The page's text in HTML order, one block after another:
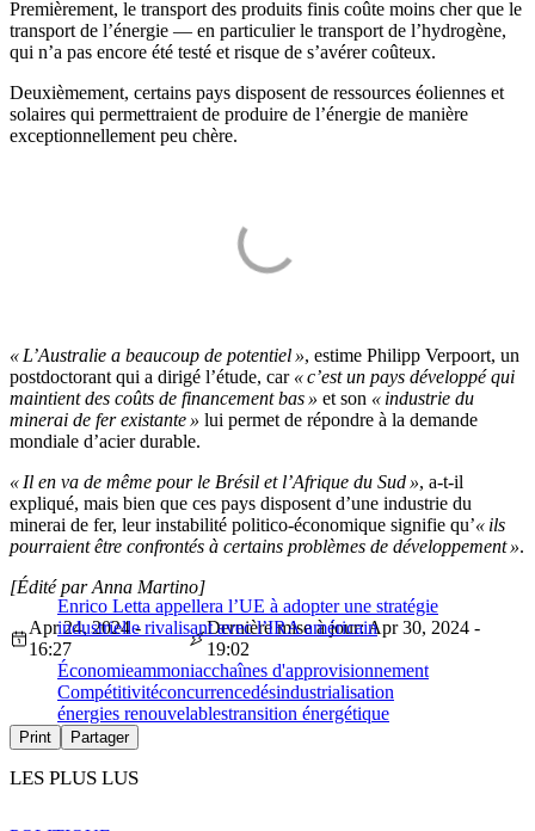
Premièrement, le transport des produits finis coûte moins cher que le
transport de l’énergie — en particulier le transport de l’hydrogène,
qui n’a pas encore été testé et risque de s’avérer coûteux.
Deuxièmement, certains pays disposent de ressources éoliennes et
solaires qui permettraient de produire de l’énergie de manière
exceptionnellement peu chère.
« L’Australie a beaucoup de potentiel », estime Philipp Verpoort, un
postdoctorant qui a dirigé l’étude, car « c’est un pays développé qui
maintient des coûts de financement bas » et son « industrie du
minerai de fer existante » lui permet de répondre à la demande
mondiale d’acier durable.
« Il en va de même pour le Brésil et l’Afrique du Sud », a-t-il
expliqué, mais bien que ces pays disposent d’une industrie du
minerai de fer, leur instabilité politico-économique signifie qu’« ils
pourraient être confrontés à certains problèmes de développement ».
Enrico Letta appellera l’UE à adopter une stratégie
industrielle rivalisant avec l’IRA américain
[Édité par Anna Martino]
Apr 24, 2024 -
16:27
Dernière mise à jour: Apr 30, 2024 -
19:02
Économieammoniacchaînes d'approvisionnement
Compétitivitéconcurrencedésindustrialisation
énergies renouvelablestransition énergétique
Print Partager
LES PLUS LUS